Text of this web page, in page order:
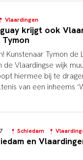
Vlaardingen
krijgt ook
Kunstenaar Tymon de
Vlaardingse wijk
hiermee bij te
van een inheems
Schiedam
en